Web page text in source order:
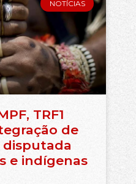
NOTÍCIAS
TRF1
de
disputada
e indígenas